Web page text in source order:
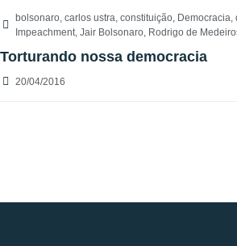
bolsonaro, carlos ustra, constituição, Democracia,
Impeachment, Jair Bolsonaro, Rodrigo de
Torturando nossa democracia
20/04/2016